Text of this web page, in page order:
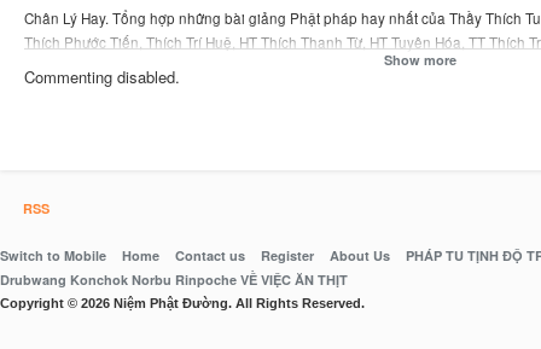
Chân Lý Hay. Tổng hợp những bài giảng Phật pháp hay nhất của Thầy Thích
Thích Phước Tiến, Thích Trí Huệ, HT Thích Thanh Từ, HT Tuyên Hóa, TT Thích
Website: http://www.chanlyhay.com
Show more
Commenting disabled.
RSS
Switch to Mobile Home Contact us Register About Us
PHÁP TU TỊNH ĐỘ
Drubwang Konchok Norbu Rinpoche VỀ VIỆC ĂN THỊT
Copyright © 2026 Niệm Phật Đường. All Rights Reserved.